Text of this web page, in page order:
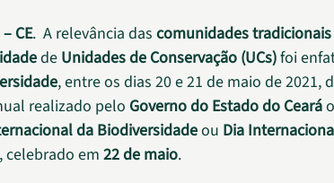
CE. A relevância das comunidades tradicionais
de Unidades de Conservação (UCs)foi
, entre os dias 20 e 21 de maio de 2021,
realizado pelo Governo do Estado do Ceará
da Biodiversidadeou Dia
, celebrado em 22 de maio.